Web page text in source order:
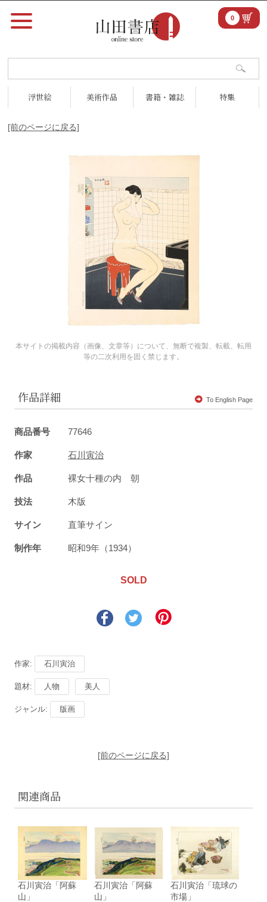
浮世絵 美術作品 書籍・雑誌 特集
0
[前のページに戻る]
本サイトの掲載内容（画像、文章等）について、無断で複製、転載、転用
等の二次利用を固く禁じます。
作品詳細 To English Page
商品番号 77646
作家 石川寅治
作品 裸女十種の内 朝
技法 木版
サイン 直筆サイン
制作年 昭和9年（1934）
SOLD
作家: 石川寅治
題材: 人物 美人
ジャンル: 版画
[前のページに戻る]
関連商品
石川寅治「阿蘇
山」
石川寅治「阿蘇
山」
石川寅治「琉球の
市場」